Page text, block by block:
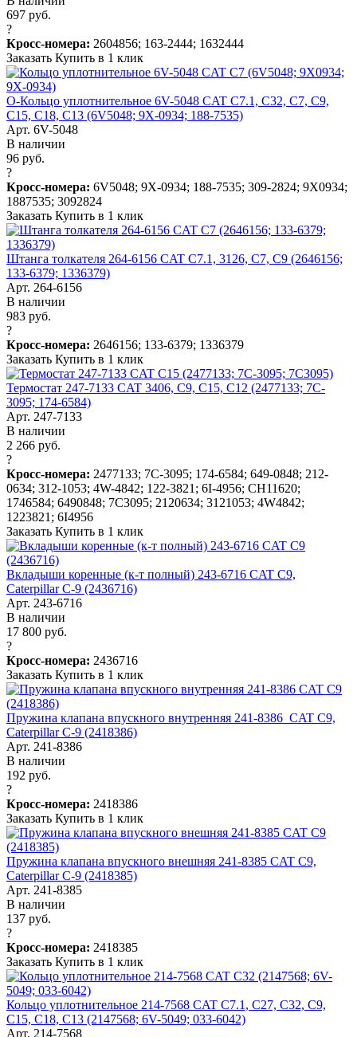
697 руб.
?
Кросс-номера: 2604856; 163-2444; 1632444
Заказать Купить в 1 клик
О-Кольцо уплотнительное 6V-5048 CAT C7.1, C32, C7, C9,
C15, C18, C13 (6V5048; 9X-0934; 188-7535)
Арт. 6V-5048
В наличии
96 руб.
?
Кросс-номера: 6V5048; 9X-0934; 188-7535; 309-2824; 9X0934;
1887535; 3092824
Заказать Купить в 1 клик
Штанга толкателя 264-6156 CAT C7.1, 3126, C7, C9 (2646156;
133-6379; 1336379)
Арт. 264-6156
В наличии
983 руб.
?
Кросс-номера: 2646156; 133-6379; 1336379
Заказать Купить в 1 клик
Термостат 247-7133 CAT 3406, C9, C15, C12 (2477133; 7C-
3095; 174-6584)
Арт. 247-7133
В наличии
2 266 руб.
?
Кросс-номера: 2477133; 7C-3095; 174-6584; 649-0848; 212-
0634; 312-1053; 4W-4842; 122-3821; 6I-4956; CH11620;
1746584; 6490848; 7C3095; 2120634; 3121053; 4W4842;
1223821; 6I4956
Заказать Купить в 1 клик
Вкладыши коренные (к-т полный) 243-6716 CAT C9,
Caterpillar C-9 (2436716)
Арт. 243-6716
В наличии
17 800 руб.
?
Кросс-номера: 2436716
Заказать Купить в 1 клик
Пружина клапана впускного внутренняя 241-8386 CAT C9,
Caterpillar C-9 (2418386)
Арт. 241-8386
В наличии
192 руб.
?
Кросс-номера: 2418386
Заказать Купить в 1 клик
Пружина клапана впускного внешняя 241-8385 CAT C9,
Caterpillar C-9 (2418385)
Арт. 241-8385
В наличии
137 руб.
?
Кросс-номера: 2418385
Заказать Купить в 1 клик
Кольцо уплотнительное 214-7568 CAT C7.1, C27, C32, C9,
C15, C18, C13 (2147568; 6V-5049; 033-6042)
Арт. 214-7568